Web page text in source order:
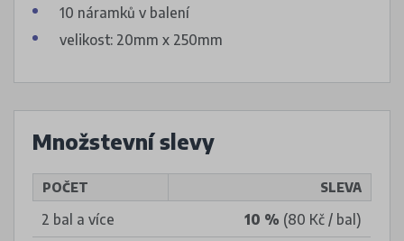
10 náramků v balení
velikost: 20mm x 250mm
Množstevní slevy
POČET SLEVA
2 bal a více 10 % (80 Kč / bal)